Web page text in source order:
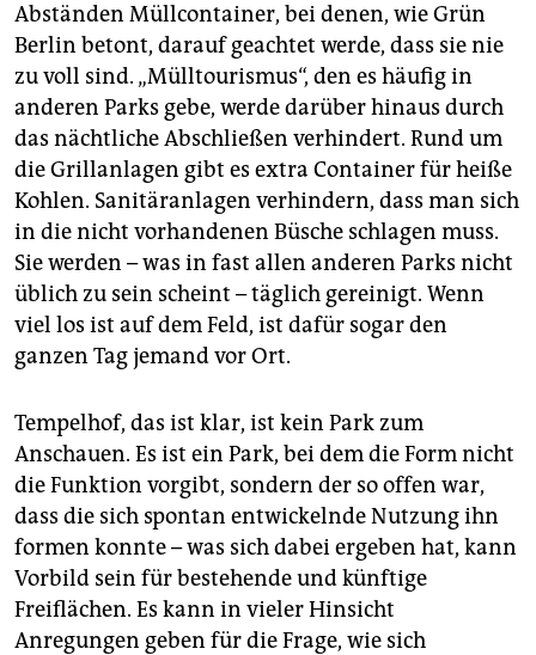
Abständen Müllcontainer, bei denen, wie Grün
Berlin betont, darauf geachtet werde, dass sie nie
zu voll sind. „Mülltourismus“, den es häufig in
anderen Parks gebe, werde darüber hinaus durch
das nächtliche Abschließen verhindert. Rund um
die Grillanlagen gibt es extra Container für heiße
Kohlen. Sanitäranlagen verhindern, dass man sich
in die nicht vorhandenen Büsche schlagen muss.
Sie werden – was in fast allen anderen Parks nicht
üblich zu sein scheint – täglich gereinigt. Wenn
viel los ist auf dem Feld, ist dafür sogar den
ganzen Tag jemand vor Ort.
Tempelhof, das ist klar, ist kein Park zum
Anschauen. Es ist ein Park, bei dem die Form nicht
die Funktion vorgibt, sondern der so offen war,
dass die sich spontan entwickelnde Nutzung ihn
formen konnte – was sich dabei ergeben hat, kann
Vorbild sein für bestehende und künftige
Freiflächen. Es kann in vieler Hinsicht
Anregungen geben für die Frage, wie sich